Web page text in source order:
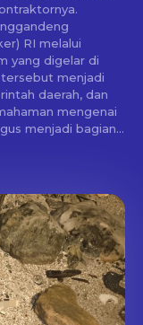
RI melalui
yang digelar di
daerah, dan
mengenai
menjadi bagian...